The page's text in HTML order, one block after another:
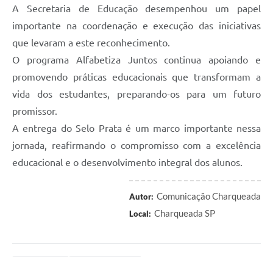
A Secretaria de Educação desempenhou um papel
importante na coordenação e execução das iniciativas
que levaram a este reconhecimento.
O programa Alfabetiza Juntos continua apoiando e
promovendo práticas educacionais que transformam a
vida dos estudantes, preparando-os para um futuro
promissor.
A entrega do Selo Prata é um marco importante nessa
jornada, reafirmando o compromisso com a excelência
educacional e o desenvolvimento integral dos alunos.
Autor: Comunicação Charqueada
Local: Charqueada SP